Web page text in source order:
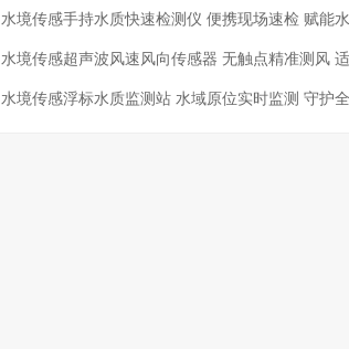
水境传感手持水质快速检测仪 便携现场速检 赋能
水境传感超声波风速风向传感器 无触点精准测风
水境传感浮标水质监测站 水域原位实时监测 守护